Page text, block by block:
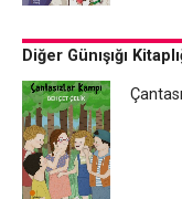
Diğer Günışığı